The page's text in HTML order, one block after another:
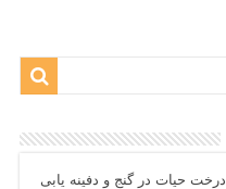
درخت حیات در گنج و دفینه یابی